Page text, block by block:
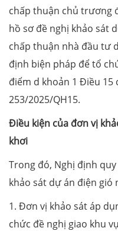
chấp thuận chủ trương
hồ sơ đề nghị khảo sát
chấp thuận nhà đầu tư
định biện pháp để tổ
điểm d khoản 1 Điều 15
253/2025/QH15.
Điều kiện của đơn vị
khơi
Trong đó, Nghị định
khảo sát dự án điện gió
1. Đơn vị khảo sát áp
chức đề nghị giao khu